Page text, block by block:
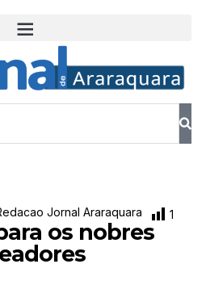
Jornal Araraquara 1
os nobres